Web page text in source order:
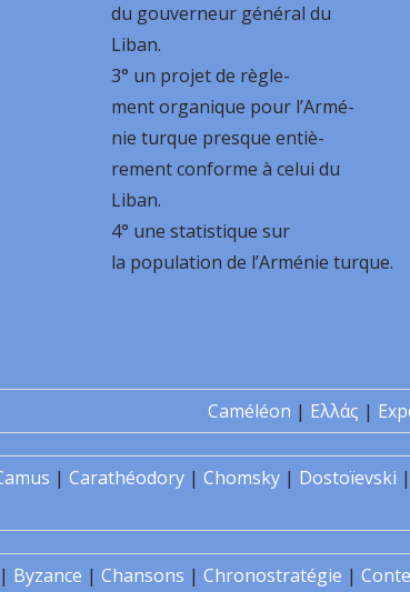
du gouverneur général du
Liban.
3° un projet de règle-
ment organique pour l’Armé-
nie turque presque entiè-
rement conforme à celui du
Liban.
4° une statistique sur
la population de l’Arménie turque.
Caméléon | Ελλάς |
| Carathéodory| Chomsky| Dostoïevski |
| Byzance | Chansons | Chronostratégie |